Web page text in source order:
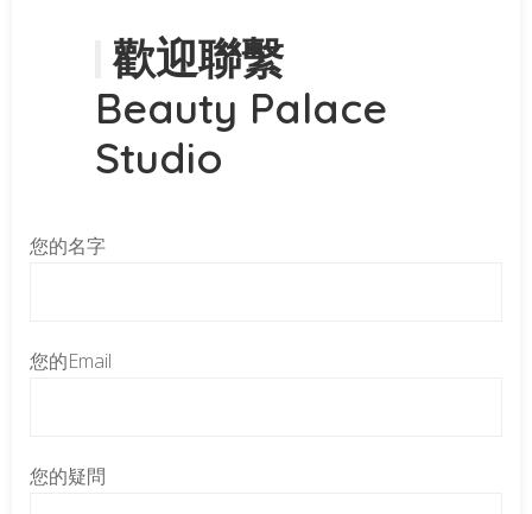
歡迎聯繫
Beauty Palace
Studio
您的名字
您的Email
您的疑問